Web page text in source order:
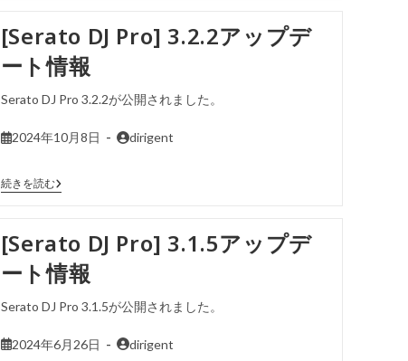
[Serato DJ Pro] 3.2.2アップデ
ート情報
Serato DJ Pro 3.2.2が公開されました。
2024年10月8日 dirigent
続きを読む
[Serato DJ Pro] 3.1.5アップデ
ート情報
Serato DJ Pro 3.1.5が公開されました。
2024年6月26日 dirigent